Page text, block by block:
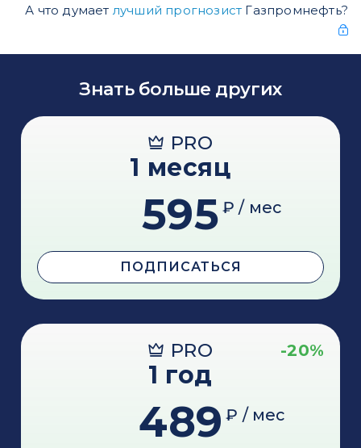
А что думает лучший прогнозист Газпромнефть?
Знать больше других
PRO
1 месяц
595 ₽ / мес
ПОДПИСАТЬСЯ
PRO -20%
1 год
489 ₽ / мес